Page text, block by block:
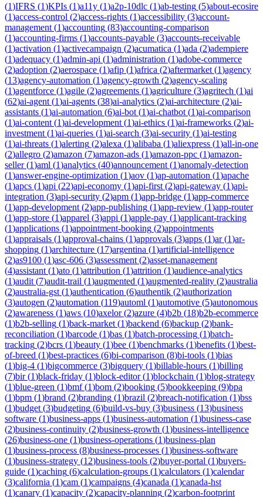
(1)IFRS (1)KPIs (1)a11y (1)a2p-10dlc (1)ab-testing (5)about-ecosire
(1)access-control (2)access-rights (1)accessibility (3)account-
management (1)accounting (83)accounting-comparison
(1)accounting-firms (1)accounts-payable (3)accounts-receivable
(1)activation (1)activecampaign (2)acumatica (1)ada (2)adempiere
(1)adequacy (1)admin-api (1)administration (1)adobe-commerce
(2)adoption (2)aerospace (1)afip (1)africa (2)aftermarket (1)agency
(13)agency-automation (1)agency-growth (2)agency-scaling
(1)agentforce (1)agile (2)agreements (1)agriculture (3)agritech (1)ai
(62)ai-agent (1)ai-agents (38)ai-analytics (2)ai-architecture (2)ai-
assistants (1)ai-automation (6)ai-bot (1)ai-chatbot (1)ai-comparison
(1)ai-content (1)ai-development (1)ai-ethics (1)ai-frameworks (2)ai-
investment (1)ai-queries (1)ai-search (3)ai-security (1)ai-testing
(1)ai-threats (1)alerting (2)alexa (1)alibaba (1)aliexpress (1)all-in-one
(2)allegro (2)amazon (7)amazon-ads (1)amazon-ppc (1)amazon-
seller(1)aml (1)analytics (40)announcement (1)anomaly-detection
(1)answer-engine-optimization (1)aov (1)ap-automation (1)apache
(1)apcs (1)api (22)api-economy (1)api-first (2)api-gateway (1)api-
integration (3)api-security (2)apm (1)app-bridge (1)app-commerce
(1)app-development (2)app-publishing (1)app-review (1)app-router
(1)app-store (1)apparel (3)appi (1)apple-pay (1)applicant-tracking
(1)applications (1)appointment-booking (2)appointments
(1)appraisals (1)approval-chains (1)approvals (3)apps (1)ar(1)ar-
shopping (1)architecture (17)argentina (1)artificial-intelligence
(2)as9100 (1)asc-606 (3)assessment (2)asset-management
(4)assistant (1)ato (1)attribution (1)attrition (1)audience-analytics
(1)audit (7)audit-trail (1)augmented (1)augmented-reality (2)australia
(2)australia-gst (1)authentication (6)authentik (2)authorization
(3)autogen (2)automation (119)automl (1)automotive (5)autonomous
(2)awareness (1)aws (10)axelor(2)azure (4)b2b (18)b2b-ecommerce
(1)b2b-selling (1)back-market (1)backend (6)backup (2)bank-
reconciliation (1)barcode (1)bas (1)batch-processing (1)batch-
tracking (2)bcrs (1)beauty (1)bee (1)benchmarks (1)benefits (1)best-
of-breed (1)best-practices (6)bi-comparison (8)bi-tools (1)bias
(1)big-4 (1)bigcommerce (3)bigquery (1)billable-hours (1)billing
(7)bir(1)black-friday (1)block-editor(1)blockchain (1)blog-strategy
(1)blue-green (1)bmf(1)bom (2)booking (5)bookkeeping (9)bpa
(1)bpm (1)brand (2)branding (1)brazil (2)breach-notification (1)bss
(1)budget (3)budgeting (6)build-vs-buy (3)business (13)business
software (1)business-apps (1)business-automation (1)business-case
(2)business-continuity (2)business-growth (1)business-intelligence
(26)business-one (1)business-operations (1)business-plan
(1)business-process (8)business-processes (1)business-software
(1)business-strategy (12)business-tools (2)buyer-portal (1)buyers-
guide (1)caching (6)calculation-groups (1)calculators (1)calendar
(3)california (1)cam (1)campaigns (4)canada (1)canada-hst
(1)canary (1)capacity (2)capacity-planning (2)carbon-footprint